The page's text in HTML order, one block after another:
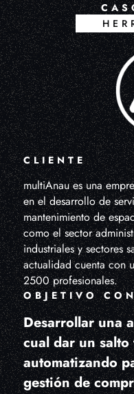
CLIENTE
multiAnau es una
en el desarrollo de
mantenimiento de
como el sector
industriales y sectores
actualidad cuenta con
2500 profesionales.
OBJETIVO
Desarrollar una
cual dar un
automatizando
gestión de